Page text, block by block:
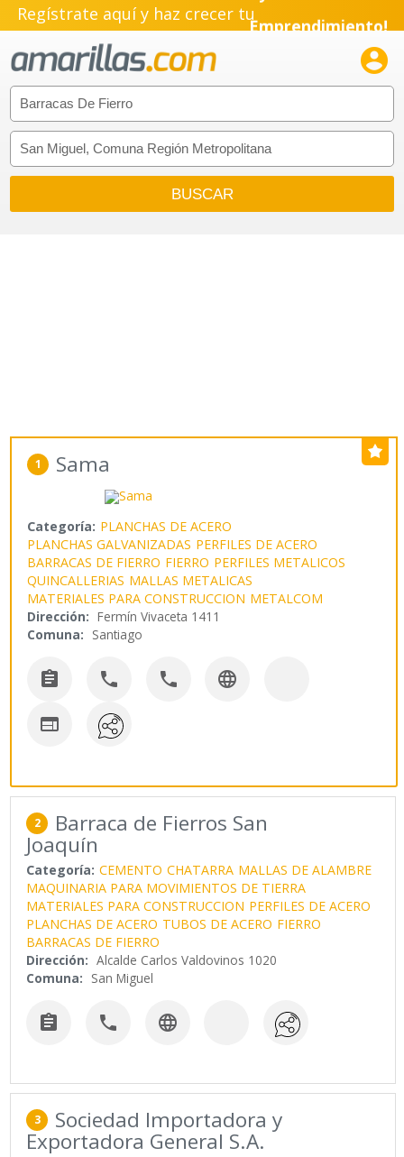
Regístrate aquí y haz crecer tuEmprendimiento!

1 Sama
Categoría: PLANCHAS DE ACERO
PLANCHAS GALVANIZADAS PERFILES DE ACERO
BARRACAS DE FIERRO FIERRO PERFILES METALICOS
QUINCALLERIAS MALLAS METALICAS
MATERIALES PARA CONSTRUCCION METALCOM
Dirección: Fermín Vivaceta 1411
Comuna: Santiago
   

2 Barraca de Fierros San
Joaquín
Categoría: CEMENTO CHATARRA MALLAS DE ALAMBRE
MAQUINARIA PARA MOVIMIENTOS DE TIERRA
MATERIALES PARA CONSTRUCCION PERFILES DE ACERO
PLANCHAS DE ACERO TUBOS DE ACERO FIERRO
BARRACAS DE FIERRO
Dirección: Alcalde Carlos Valdovinos 1020
Comuna: San Miguel
  
3 Sociedad Importadora y
Exportadora General S.A.